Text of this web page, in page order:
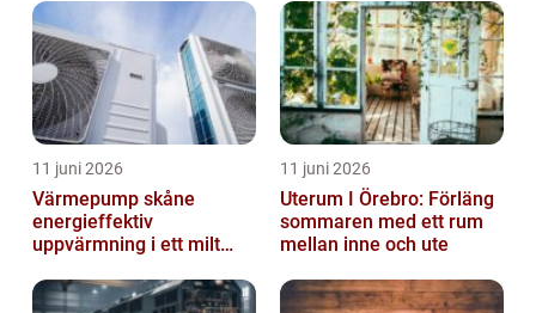
11 juni 2026
Värmepump skåne
energieffektiv
uppvärmning i ett milt
11 juni 2026
Uterum I Örebro: Förläng
sommaren med ett rum
mellan inne och ute